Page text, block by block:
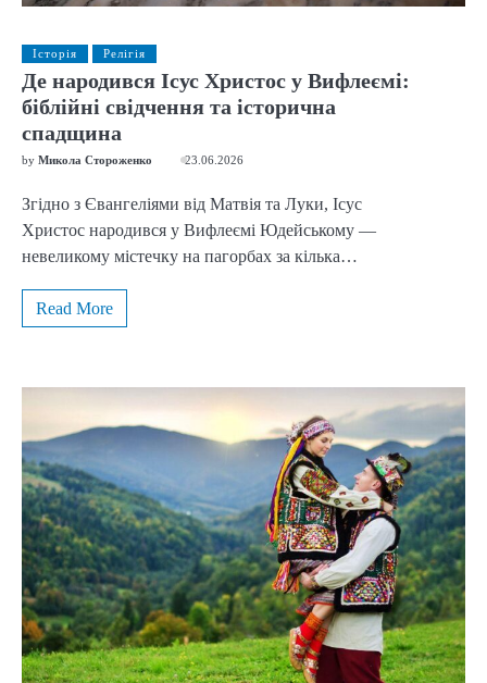
Історія Релігія
Де народився Ісус Христос у Вифлеємі:
біблійні свідчення та історична
спадщина
by Микола Стороженко 23.06.2026
Згідно з Євангеліями від Матвія та Луки, Ісус
Христос народився у Вифлеємі Юдейському —
невеликому містечку на пагорбах за кілька…
Read More